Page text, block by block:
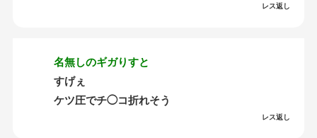
レス返し
名無しのギガりすと
すげぇ
ケツ圧でチ◯コ折れそう
レス返し